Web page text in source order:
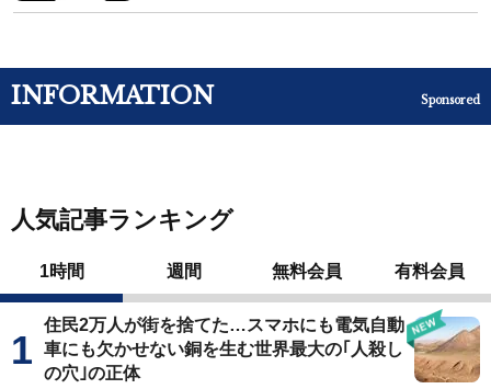
INFORMATION Sponsored
人気記事ランキング
1時間 週間 無料会員 有料会員
住民2万人が街を捨てた…スマホにも電気自動
車にも欠かせない銅を生む世界最大の｢人殺し
の穴｣の正体